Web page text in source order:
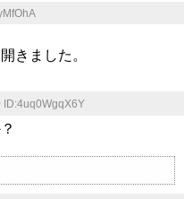
きました。
ID:4uq0WgqX6Y